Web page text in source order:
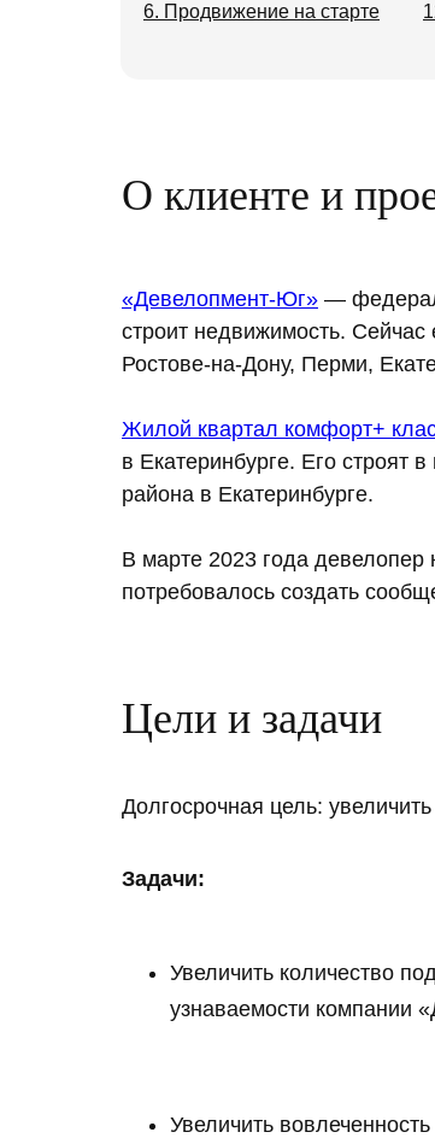
6. Продвижение на старте
О клиенте и
«Девелопмент-Юг» —
строит недвижимость.
Ростове-на-Дону, Перми,
Жилой квартал комфорт+
в Екатеринбурге. Его строят
района в Екатеринбурге.
В марте 2023 года
потребовалось создать
Цели и задачи
Долгосрочная цель:
Задачи:
Увеличить количество
узнаваемости компании
Увеличить